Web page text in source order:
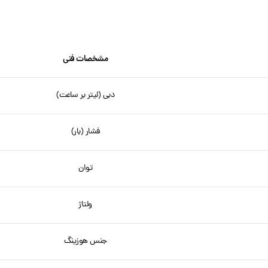
مشخصات فنی
دبی (لیتر بر ساعت)
فشار (بار)
توان
ولتاژ
جنس هوزینگ